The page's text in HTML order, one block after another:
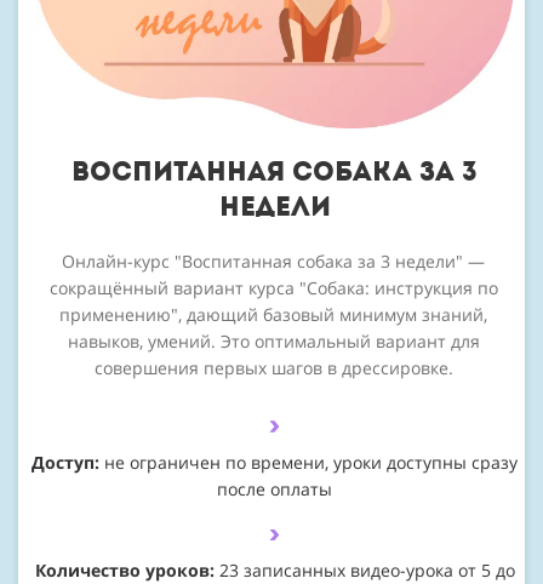
ВОСПИТАННАЯ СОБАКА ЗА 3
НЕДЕЛИ
Онлайн-курс "Воспитанная собака за 3 недели" —
сокращённый вариант курса "Собака: инструкция по
применению", дающий базовый минимум знаний,
навыков, умений. Это оптимальный вариант для
совершения первых шагов в дрессировке.
Доступ: не ограничен по времени, уроки доступны сразу
после оплаты
Количество уроков: 23 записанных видео-урока от 5 до